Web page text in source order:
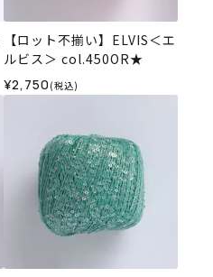
【ロット不揃い】ELVIS＜エ
ルビス＞ col.450OR★
¥2,750 (税込)